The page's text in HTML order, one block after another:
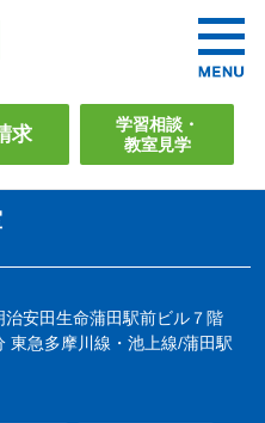
求
学習相談・
教室見学
安田生命蒲田駅前ビル７階
東急多摩川線・池上線/蒲田駅